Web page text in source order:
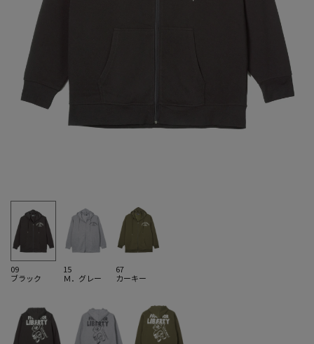
09
ブラック
15
Ｍ．グレー
67
カーキー